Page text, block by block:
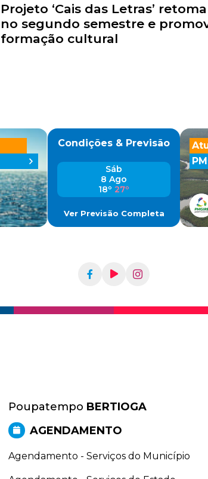
Projeto ‘Cais das Letras’
no segundo semestre e
formação cultural
Condições & Previsão
Sáb
8 Ago
18º 27º
Ver Previsão Completa
Poupatempo BERTIOGA
AGENDAMENTO
Agendamento - Serviços do Município